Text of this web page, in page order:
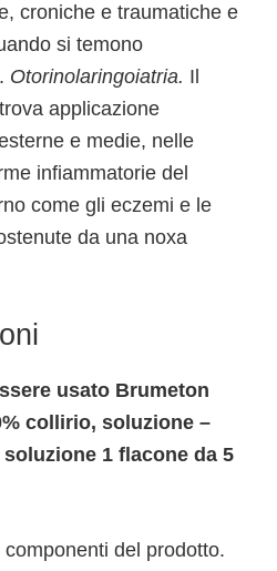
croniche e traumatiche e
si temono
Otorinolaringoiatria. Il
applicazione
e medie, nelle
infiammatorie del
come gli eczemi e le
da una noxa
usato Brumeton
collirio, soluzione –
1 flacone da 5
del prodotto.